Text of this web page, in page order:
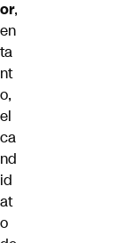
or,
en
ta
nt
o,
el
ca
nd
id
at
o